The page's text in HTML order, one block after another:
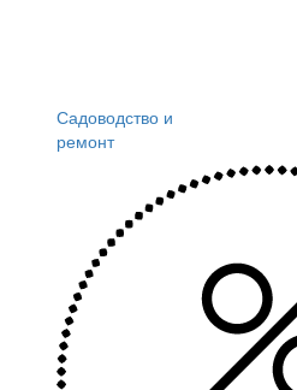
Садоводство и
ремонт